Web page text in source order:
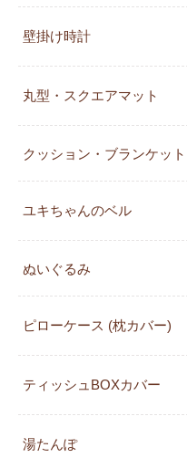
壁掛け時計
丸型・スクエアマット
クッション・ブランケット
ユキちゃんのベル
ぬいぐるみ
ピローケース (枕カバー)
ティッシュBOXカバー
湯たんぽ